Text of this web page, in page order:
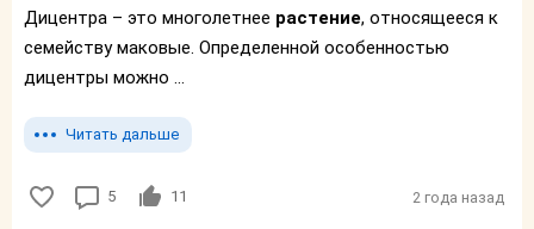
Дицентра – это многолетнее растение, относящееся к
семейству маковые. Определенной особенностью
дицентры можно ...
Читать дальше
5 11 2 года назад